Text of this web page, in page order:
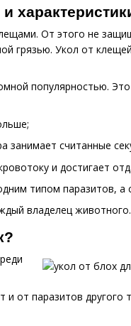
От этого не
грязью. Укол от
популярностью.
занимает считанные
и достигает
типом паразитов, а
владелец животного.
от паразитов